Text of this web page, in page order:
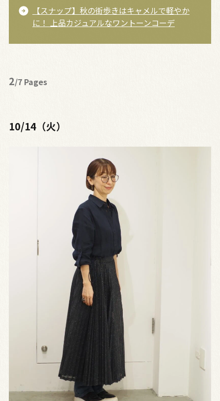
【スナップ】秋の街歩きはキャメルで軽やか
に！ 上品カジュアルなワントーンコーデ
2/7 Pages
10/14（火）